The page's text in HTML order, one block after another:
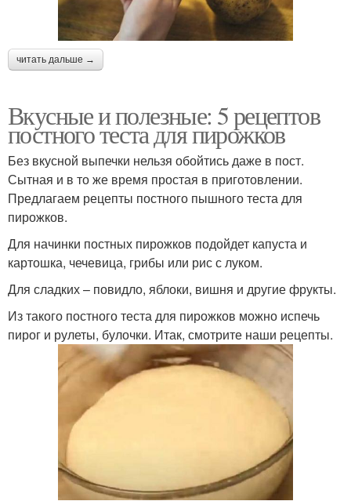
читать дальше →
Вкусные и полезные: 5 рецептов
постного теста для пирожков
Без вкусной выпечки нельзя обойтись даже в пост.
Сытная и в то же время простая в приготовлении.
Предлагаем рецепты постного пышного теста для
пирожков.
Для начинки постных пирожков подойдет капуста и
картошка, чечевица, грибы или рис с луком.
Для сладких – повидло, яблоки, вишня и другие фрукты.
Из такого постного теста для пирожков можно испечь
пирог и рулеты, булочки. Итак, смотрите наши рецепты.